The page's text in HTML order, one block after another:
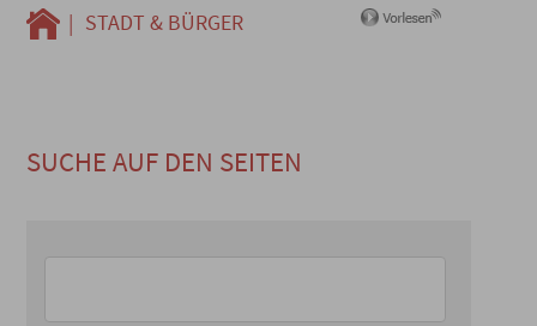
| STADT & BÜRGER
SUCHE AUF DEN SEITEN